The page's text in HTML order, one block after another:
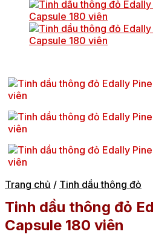
Trang chủ / Tinh dầu thông đỏ
Tinh dầu thông đỏ
Capsule 180 viên